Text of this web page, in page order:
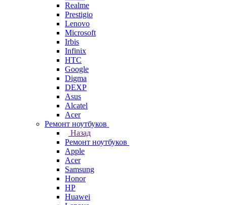
Realme
Prestigio
Lenovo
Microsoft
Irbis
Infinix
HTC
Google
Digma
DEXP
Asus
Alcatel
Acer
Ремонт ноутбуков
Назад
Ремонт ноутбуков
Apple
Acer
Samsung
Honor
HP
Huawei